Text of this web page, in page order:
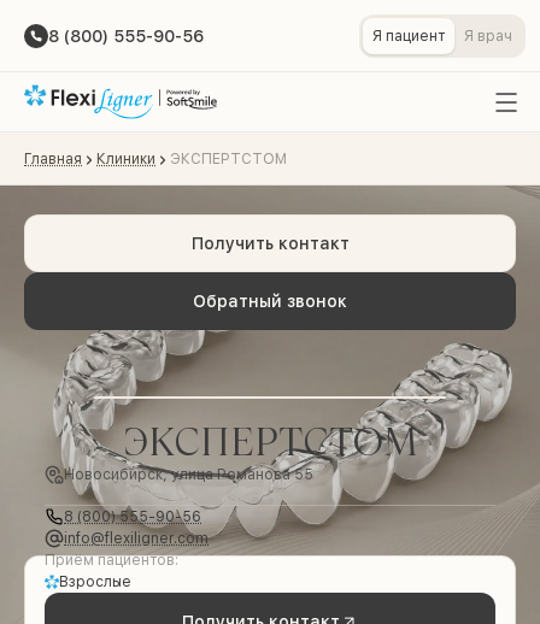
8 (800) 555-90-56 Я пациент Я врач
Главная Клиники ЭКСПЕРТСТОМ
Обратный звонок
Получить контакт
ЭКСПЕРТСТОМ
Новосибирск, улица Романова 55
8 (800) 555-90-56
info@flexiligner.com
Приём пациентов:
Взрослые